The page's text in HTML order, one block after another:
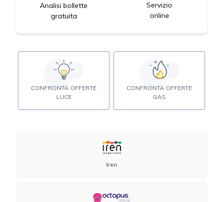
Analisi bollette
gratuita
Servizio
online
CONFRONTA OFFERTE
LUCE
CONFRONTA OFFERTE
GAS
Iren